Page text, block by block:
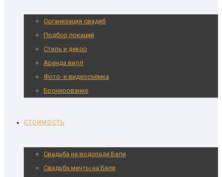
Организация свадеб
Подбор локаций
Стиль и декор
Аренда вилл
Фото- и видеосъёмка
Бронирование
СТОИМОСТЬ
Свадьба на водопаде Бали
Свадьба мечты на Бали